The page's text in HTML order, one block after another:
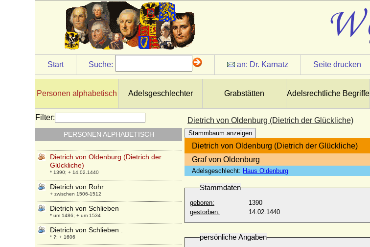
Start Suche: an: Dr. Karnatz Seite drucken
Personen alphabetisch Adelsgeschlechter Grabstätten Adelsrechtliche Begriffe
Dietrich von Oldenburg (Dietrich der Glückliche)
Stammbaum anzeigen
Dietrich von Oldenburg (Dietrich der Glückliche)
Graf von Oldenburg
Adelsgeschlecht: Haus Oldenburg
Stammdaten
geboren:
1390
gestorben:
14.02.1440
persönliche Angaben
Filter:
PERSONEN ALPHABETISCH
Dietrich VII. von Holland
* um 1163; + 04.11.1203
Dietrich VIII. von Cleve (Dietrich VI.)
* 1256; + 28.09.1305
Dietrich VIII. von Moltzahn
* ?; + 27.06.1699
Dietrich von Anhalt Dessau
Dietrich von Katlenburg (Dietrich II. von
* unbekannt; + 21.01.1085
Dietrich von Moers (Dietrich II. von
Moers), Erzbischof und Kurfürst
* um 1385; + 14.02.1463
Dietrich von Oldenburg (Dietrich der
Glückliche)
* 1390; + 14.02.1440
Dietrich von Rohr
+ zwischen 1506-1512
Dietrich von Schlieben
* um 1486; + um 1534
Dietrich von Schlieben .
* ?; + 1606